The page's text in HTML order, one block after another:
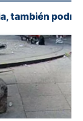
también